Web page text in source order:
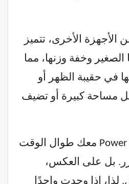
الأخرى، تتميز
وخفة وزنها، مما
في حقيبة الظهر أو
مساحة كبيرة أو تضيف
إن الاحتفاظ بـ Power Bank معك طوال الوقت
بل على العكس،
إذا وجدت واحدًا